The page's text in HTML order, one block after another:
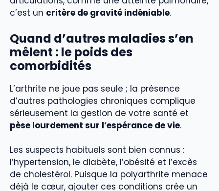
c’est un critère de gravité indéniable.
Quand d’autres maladies s’en
mêlent : le poids des
comorbidités
L’arthrite ne joue pas seule ; la présence
d’autres pathologies chroniques complique
sérieusement la gestion de votre santé et
pèse lourdement sur l’espérance de vie.
Les suspects habituels sont bien connus :
l’hypertension, le diabète, l’obésité et l’excès
de cholestérol. Puisque la polyarthrite menace
déjà le cœur, ajouter ces conditions crée un